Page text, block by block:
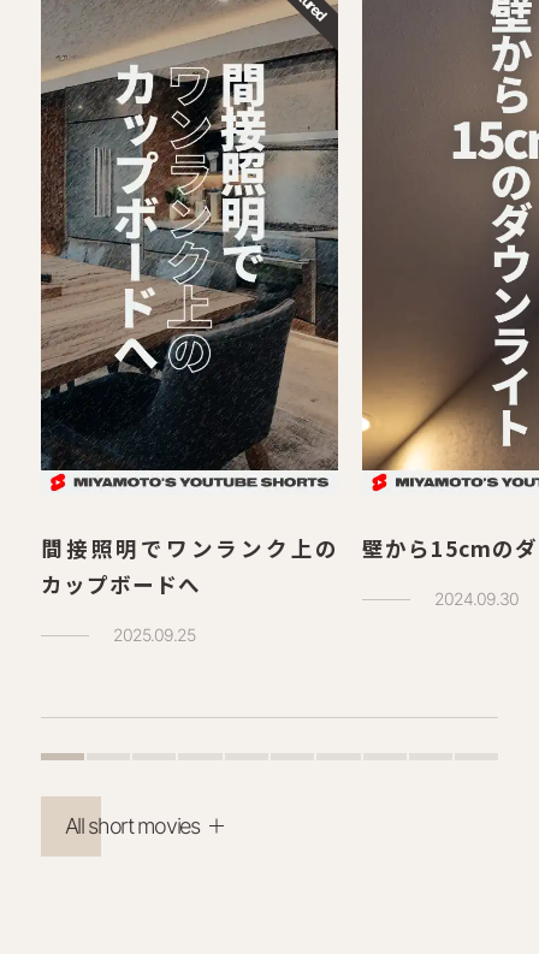
間接照明でワンランク上の
カップボードへ
2025.09.25
壁から15cmの
2024.09.30
All short movies